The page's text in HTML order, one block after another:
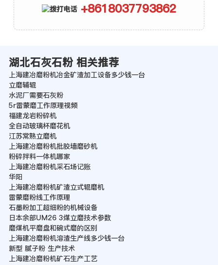
+8618037793862
湖北石灰石粉 相关推荐
上海建冶磨粉机冶金矿渣加工设备多少钱一台
立磨辅辊
水泥厂需要石灰粉
5r雷蒙磨工作原理视频
福建龙岩粉碎机
全自动玻璃杯磨花机
江苏常熟立磨机
上海建冶磨粉机批胶墙磨砂机
粉碎拌料一体机哪家
上海建冶磨粉机采石场记账
华阳
上海建冶磨粉机矿渣立式辊磨机
雷蒙磨粉线工作原理
石墨粉加工超细粉的机械设备
日本余部UM26 3煤立磨技术参数
磨煤机平磨盘和碗式磨的区别
上海建冶磨粉机溶渣生产线多少钱一台
新型 腻子粉 生产技术
上海建冶磨粉机矿石生产工艺